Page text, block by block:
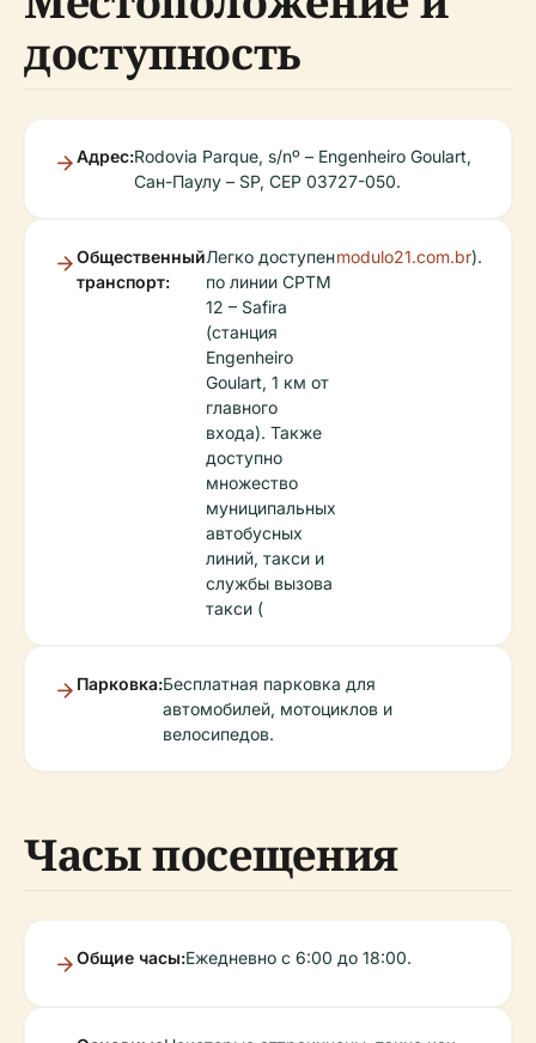
доступность
Адрес:Rodovia Parque, s/nº – Engenheiro Goulart,
Сан-Паулу – SP, CEP 03727-050.
Общественный
транспорт:
Легко доступен
по линии CPTM
12 – Safira
(станция
Engenheiro
Goulart, 1 км от
главного
входа). Также
доступно
множество
муниципальных
автобусных
линий, такси и
службы вызова
такси (
modulo21.com.br).
Парковка:Бесплатная парковка для
автомобилей, мотоциклов и
велосипедов.
Часы посещения
Общие часы:Ежедневно с 6:00 до 18:00.